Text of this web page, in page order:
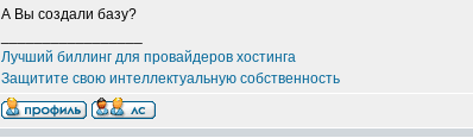
А Вы создали базу?
Лучший биллинг для провайдеров хостинга
Защитите свою интеллектуальную собственность